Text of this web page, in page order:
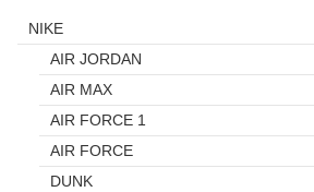
NIKE
AIR JORDAN
AIR MAX
AIR FORCE 1
AIR FORCE
DUNK